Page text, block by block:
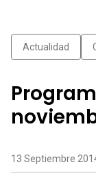
Actualidad
13 Septiembre